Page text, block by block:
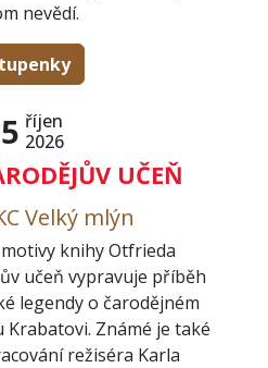
nevědí.
říjen
2026
UČEŇ
Velký mlýn
knihy Otfrieda
učeň vypravuje příběh
legendy o čarodějném
Známé je také
režiséra Karla